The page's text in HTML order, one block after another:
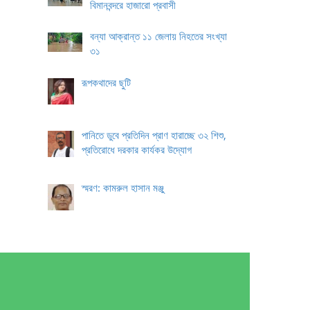
বিমানবন্দরে হাজারো প্রবাসী
বন্যা আক্রান্ত ১১ জেলায় নিহতের সংখ্যা
৩১
রূপকথাদের ছুটি
পানিতে ডুবে প্রতিদিন প্রাণ হারাচ্ছে ৩২ শিশু,
প্রতিরোধে দরকার কার্যকর উদ্যোগ
স্মরণ: কামরুল হাসান মঞ্জু